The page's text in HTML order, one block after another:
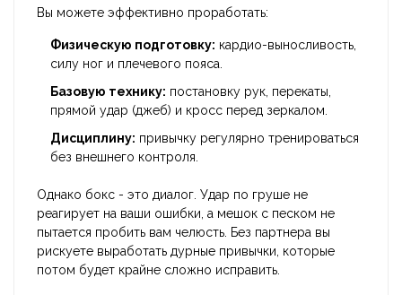
Вы можете эффективно проработать:
Физическую подготовку: кардио-выносливость,
силу ног и плечевого пояса.
Базовую технику: постановку рук, перекаты,
прямой удар (джеб) и кросс перед зеркалом.
Дисциплину: привычку регулярно тренироваться
без внешнего контроля.
Однако бокс - это диалог. Удар по груше не
реагирует на ваши ошибки, а мешок с песком не
пытается пробить вам челюсть. Без партнера вы
рискуете выработать дурные привычки, которые
потом будет крайне сложно исправить.